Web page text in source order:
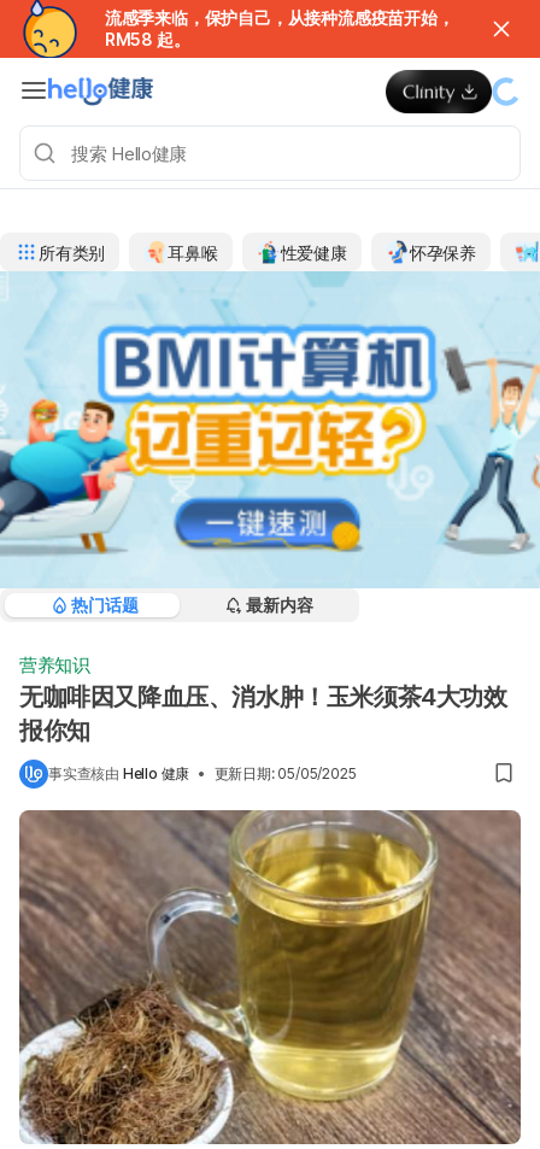
流感季来临，保护自己，从接种流感疫苗开始，
RM58 起。
所有类别 耳鼻喉 性爱健康 怀孕保养
热门话题 最新内容
营养知识
无咖啡因又降血压、消水肿！玉米须茶4大功效
报你知
事实查核由 Hello 健康 • 更新日期: 05/05/2025